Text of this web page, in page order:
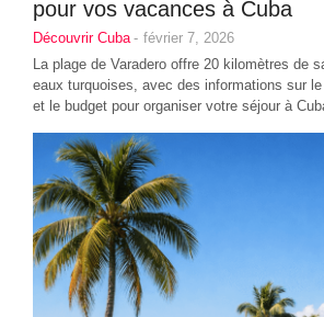
pour vos vacances à Cuba
Découvrir Cuba - février 7, 2026
La plage de Varadero offre 20 kilomètres de
eaux turquoises, avec des informations sur
et le budget pour organiser votre séjour à